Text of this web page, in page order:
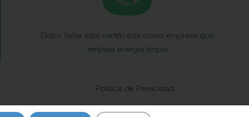
Distro Sefar está certificada como empresa que
emplea energía limpia
Política de Privacidad